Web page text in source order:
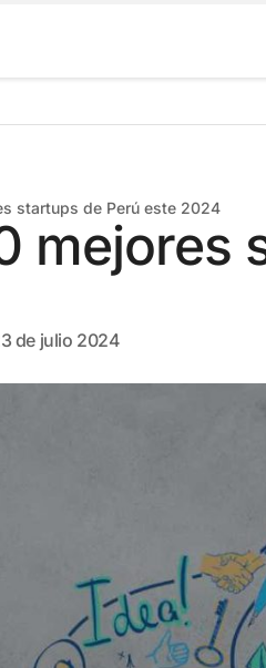
startups de Perú este 2024
mejores
de julio 2024